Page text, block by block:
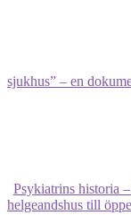
sjukhus” – en
Psykiatrins historia
helgeandshus till